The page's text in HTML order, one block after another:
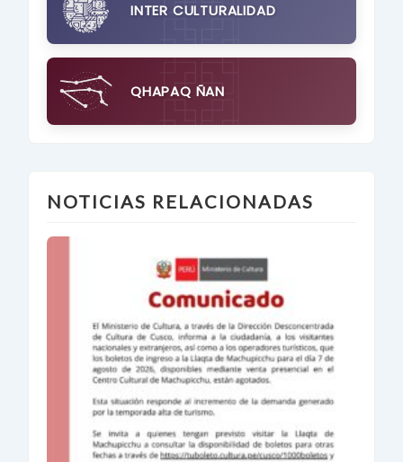
INTER CULTURALIDAD
QHAPAQ ÑAN
NOTICIAS RELACIONADAS